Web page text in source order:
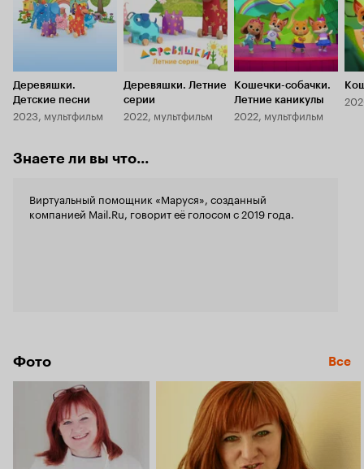
Деревяшки.
Детские песни
2023, мультфильм
Деревяшки. Летние
серии
2022, мультфильм
Кошечки-собачки.
Летние каникулы
2022, мультфильм
Знаете ли вы что...
Виртуальный помощник «Маруся», созданный
компанией Mail.Ru, говорит её голосом с 2019 года.
Фото Все